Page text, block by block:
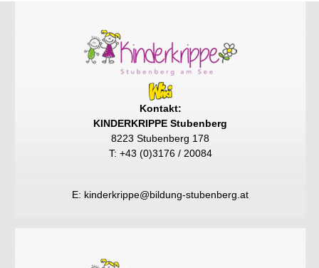
Kontakt:
KINDERKRIPPE Stubenberg
8223 Stubenberg 178
T: +43 (0)3176 / 20084
E: kinderkrippe@bildung-stubenberg.at